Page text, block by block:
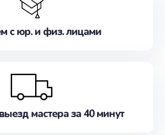
с юр. и физ. лицами
мастера за 40 минут